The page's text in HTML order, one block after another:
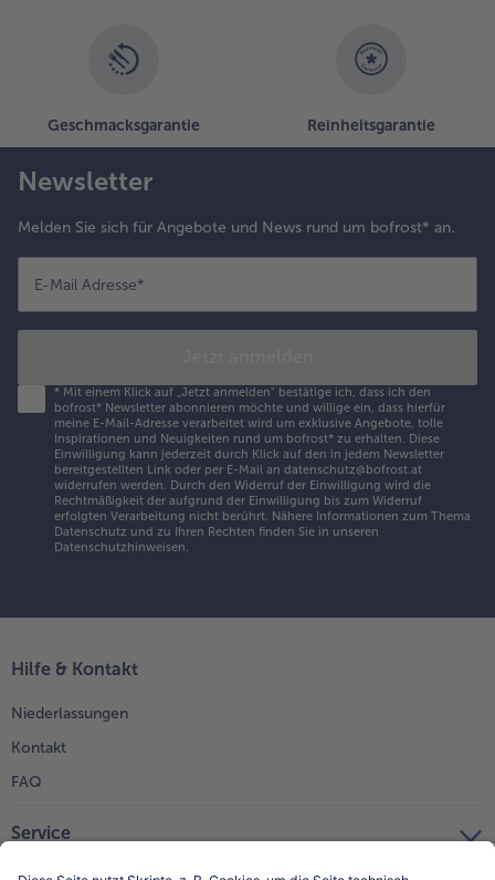
Geschmacksgarantie Reinheitsgarantie
Newsletter
Melden Sie sich für Angebote und News rund um bofrost* an.
E-Mail Adresse*
* Mit einem Klick auf „Jetzt anmelden" bestätige ich, dass ich den
bofrost* Newsletter abonnieren möchte und willige ein, dass hierfür
meine E-Mail-Adresse verarbeitet wird um exklusive Angebote, tolle
Inspirationen und Neuigkeiten rund um bofrost* zu erhalten. Diese
Einwilligung kann jederzeit durch Klick auf den in jedem Newsletter
bereitgestellten Link oder per E-Mail an datenschutz@bofrost.at
widerrufen werden. Durch den Widerruf der Einwilligung wird die
Rechtmäßigkeit der aufgrund der Einwilligung bis zum Widerruf
erfolgten Verarbeitung nicht berührt. Nähere Informationen zum Thema
Datenschutz und zu Ihren Rechten finden Sie in unseren
Datenschutzhinweisen.
Hilfe & Kontakt
Niederlassungen
Kontakt
FAQ
Service